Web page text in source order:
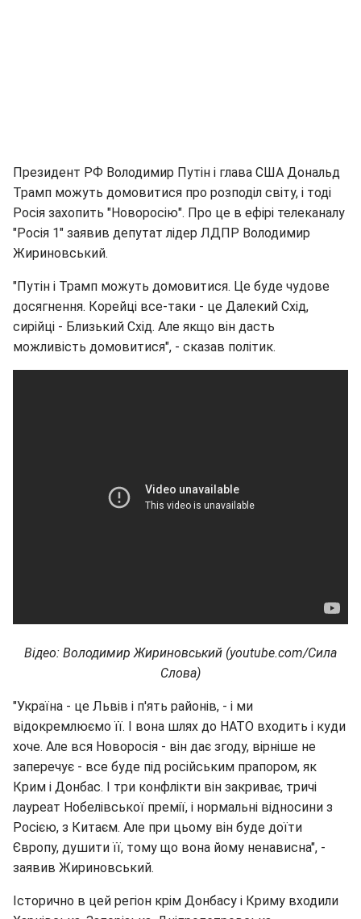
Президент РФ Володимир Путін і глава США Дональд
Трамп можуть домовитися про розподіл світу, і тоді
Росія захопить "Новоросію". Про це в ефірі телеканалу
"Росія 1" заявив депутат лідер ЛДПР Володимир
Жириновський.
"Путін і Трамп можуть домовитися. Це буде чудове
досягнення. Корейці все-таки - це Далекий Схід,
сирійці - Близький Схід. Але якщо він дасть
можливість домовитися", - сказав політик.
Відео: Володимир Жириновський (youtube.com/Сила
Слова)
"Україна - це Львів і п'ять районів, - і ми
відокремлюємо її. І вона шлях до НАТО входить і куди
хоче. Але вся Новоросія - він дає згоду, вірніше не
заперечує - все буде під російським прапором, як
Крим і Донбас. І три конфлікти він закриває, тричі
лауреат Нобелівської премії, і нормальні відносини з
Росією, з Китаєм. Але при цьому він буде доїти
Європу, душити її, тому що вона йому ненависна", -
заявив Жириновський.
Історично в цей регіон крім Донбасу і Криму входили